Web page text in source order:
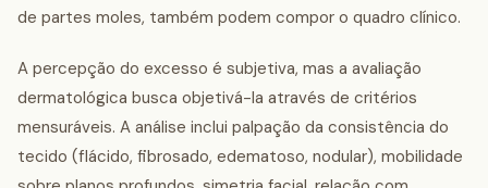
de partes moles, também podem compor o quadro clínico.
A percepção do excesso é subjetiva, mas a avaliação
dermatológica busca objetivá-la através de critérios
mensuráveis. A análise inclui palpação da consistência do
tecido (flácido, fibrosado, edematoso, nodular), mobilidade